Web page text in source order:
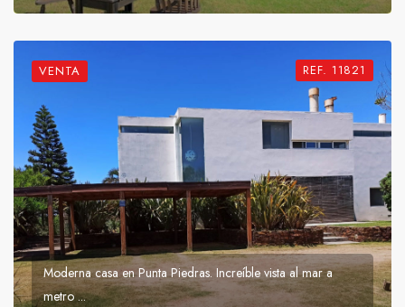
VENTA REF. 11821
Moderna casa en Punta Piedras. Increíble vista al mar a
metro ...